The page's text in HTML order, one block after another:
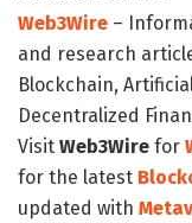
Web3Wire –
and research
Blockchain,
Decentralized
Visit Web3Wire for
for the latest
updated with